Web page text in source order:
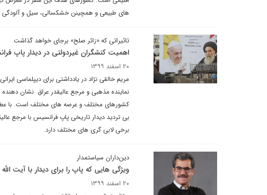
های طبیعی و همچینن خشکسالی، سیل و
تاثیراتی که «زائر صلح» برجای خواهد گذاشت
اهمیت کنشگران غیردولتی در دیدار پاپ
۲۰ اسفند ۱۳۹۹
مریم خالقی نژاد در یادداشتی برای دیپلماسی
نماینده مذهبی و مرجع عالیقدر عراق نشان
کشورهای مختلف و عرصه های مختلف است. با
بی تردید دیدار تاریخی پاپ فرانسیس با مرجع
برخی لابی گری های مختلف دارد.
دین‌داران سیاستمدار
ویژگی هایی که پاپ را برای دیدار با آیت
۲۰ اسفند ۱۳۹۹